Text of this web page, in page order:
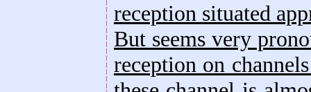
reception situated
But seems very
reception on